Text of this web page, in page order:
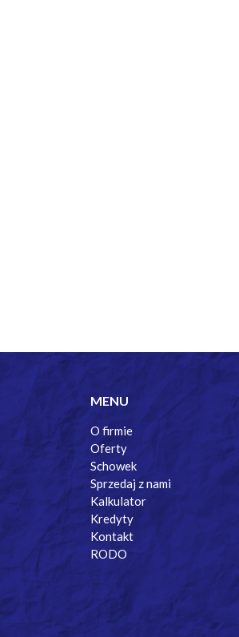
MENU
O firmie
Oferty
Schowek
Sprzedaj z nami
Kalkulator
Kredyty
Kontakt
RODO